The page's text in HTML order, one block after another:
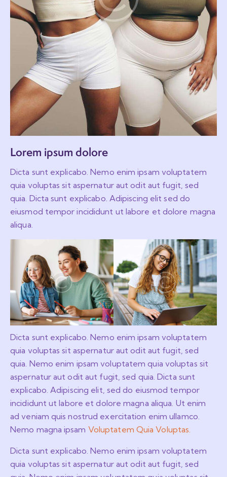
Lorem ipsum dolore
Dicta sunt explicabo. Nemo enim ipsam voluptatem
quia voluptas sit aspernatur aut odit aut fugit, sed
quia. Dicta sunt explicabo. Adipiscing elit sed do
eiusmod tempor incididunt ut labore et dolore magna
aliqua.
Dicta sunt explicabo. Nemo enim ipsam voluptatem
quia voluptas sit aspernatur aut odit aut fugit, sed
quia. Nemo enim ipsam voluptatem quia voluptas sit
aspernatur aut odit aut fugit, sed quia. Dicta sunt
explicabo. Adipiscing elit, sed do eiusmod tempor
incididunt ut labore et dolore magna aliqua. Ut enim
ad veniam quis nostrud exercitation enim ullamco.
Nemo magna ipsam Voluptatem Quia Voluptas.
Dicta sunt explicabo. Nemo enim ipsam voluptatem
quia voluptas sit aspernatur aut odit aut fugit, sed